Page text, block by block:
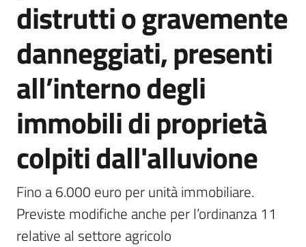
Tutti
gli
argomenti
Seguici
su
distrutti o gravemente
danneggiati, presenti
all’interno degli
immobili di proprietà
colpiti dall'alluvione
Fino a 6.000 euro per unità immobiliare.
Previste modifiche anche per l’ordinanza 11
relative al settore agricolo